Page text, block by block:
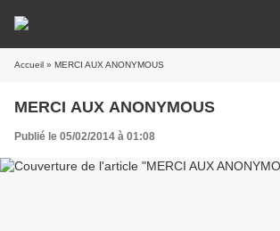
Accueil » MERCI AUX ANONYMOUS
MERCI AUX ANONYMOUS
Publié le 05/02/2014 à 01:08